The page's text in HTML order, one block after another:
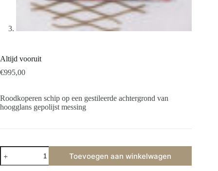
Altijd vooruit
€995,00
Roodkoperen schip op een gestileerde achtergrond van
hoogglans gepolijst messing
Altijd
vooruit
aantal
Toevoegen aan winkelwagen